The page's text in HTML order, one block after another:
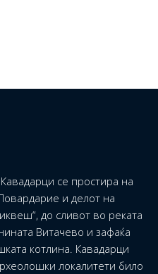
се простира на
и делот на
до сливот во реката
Витачево и зафаќа
котлина. Кавадарци
локалитети било